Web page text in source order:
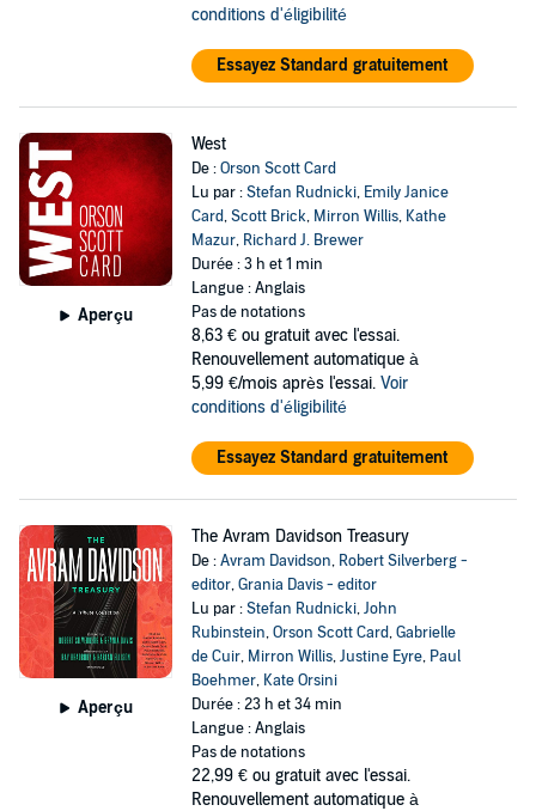
conditions d'éligibilité
Essayez Standard gratuitement
Aperçu
West
De :Orson Scott Card
Lu par :Stefan Rudnicki, Emily Janice
Card,Scott Brick, Mirron Willis, Kathe
Mazur, Richard J. Brewer
Durée : 3 h et 1 min
Langue : Anglais
Pas de notations
8,63 € ou gratuit avec l'essai.
Renouvellement automatique à
5,99 €/mois après l'essai. Voir
conditions d'éligibilité
Essayez Standard gratuitement
Aperçu
The Avram Davidson Treasury
De :Avram Davidson, Robert Silverberg -
editor,Grania Davis - editor
Lu par :Stefan Rudnicki,John
Rubinstein,Orson Scott Card,Gabrielle
de Cuir, Mirron Willis,Justine Eyre, Paul
Boehmer, Kate Orsini
Durée : 23 h et 34 min
Langue : Anglais
Pas de notations
22,99 € ou gratuit avec l'essai.
Renouvellement automatique à